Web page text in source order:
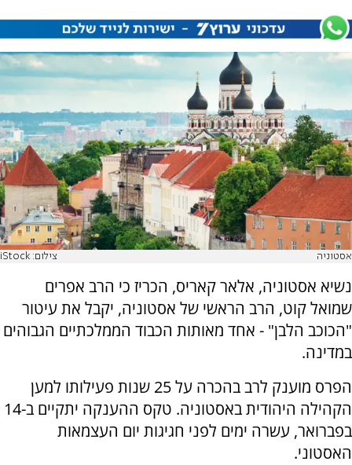
אסטוניה צילום: iStock
נשיא אסטוניה, אלאר קאריס, הכריז כי הרב אפרים
שמואל קוט, הרב הראשי של אסטוניה, יקבל את עיטור
"הכוכב הלבן" - אחד מאותות הכבוד הממלכתיים הגבוהים
במדינה.
הפרס מוענק לרב בהכרה על 25 שנות פעילותו למען
הקהילה היהודית באסטוניה. טקס ההענקה יתקיים ב-14
בפברואר, עשרה ימים לפני חגיגות יום העצמאות
האסטוני.